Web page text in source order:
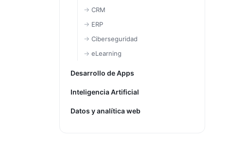
CRM
ERP
Ciberseguridad
eLearning
Desarrollo de Apps
Inteligencia Artificial
Datos y analítica web